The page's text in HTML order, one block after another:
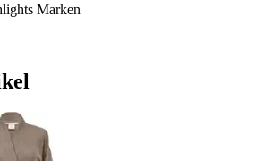
Marken